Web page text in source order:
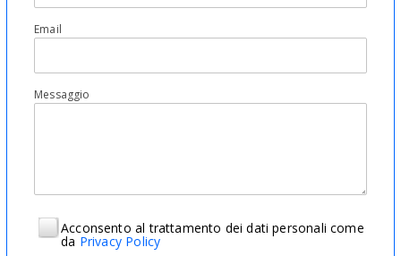
Email
Messaggio
Acconsento al trattamento dei dati personali come
da Privacy Policy